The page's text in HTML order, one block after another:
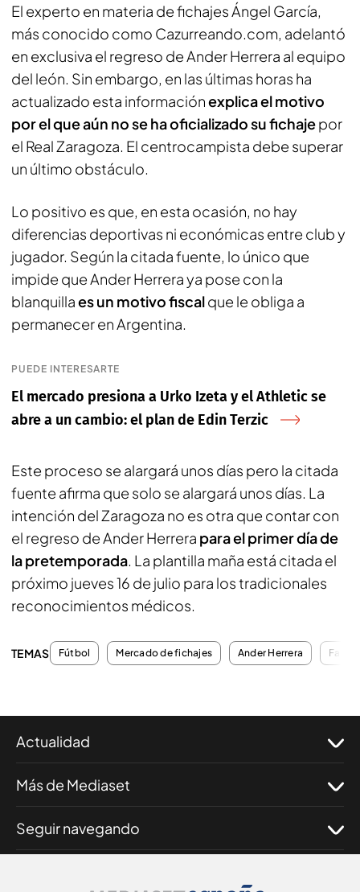
El experto en materia de fichajesÁngel García,
más conocido como Cazurreando.com, adelantó
en exclusiva el regreso de Ander Herrera al equipo
del león. Sin embargo, en las últimas horas ha
actualizado esta informaciónexplica el motivo
por el que aún no se ha oficializado su fichajepor
el Real Zaragoza. El centrocampista debe superar
un último obstáculo.
Lo positivo es que, en esta ocasión, no hay
diferencias deportivas ni económicas entre club y
jugador. Según la citada fuente, lo único que
impide que Ander Herrera ya pose con la
blanquillaes un motivo fiscalque le obliga a
permanecer en Argentina.
PUEDE INTERESARTE
El mercado presiona a Urko Izeta y el Athletic se
abre a un cambio: el plan de Edin Terzic
Este proceso se alargará unos días pero la citada
fuente afirma que solo se alargará unos días. La
intención del Zaragoza no es otra que contar con
el regreso de Ander Herrera para el primer día de
la pretemporada. La plantilla maña está citada el
próximo jueves 16 de julio para los tradicionales
reconocimientos médicos.
TEMAS Fútbol Mercado de fichajes Ander Herrera
Actualidad
Más de Mediaset
Seguir navegando